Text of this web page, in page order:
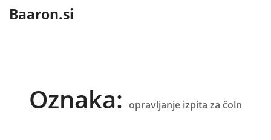
Baaron.si
Oznaka: opravljanje izpita za čoln